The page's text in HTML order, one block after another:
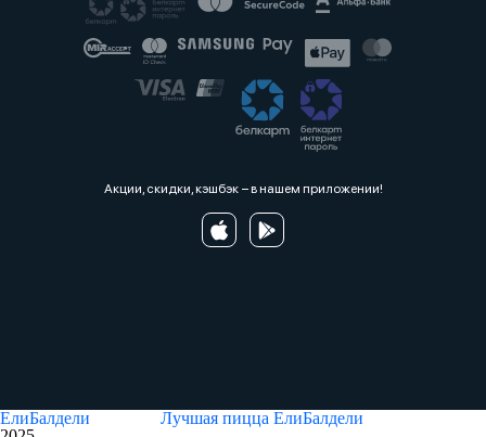
Акции, скидки, кэшбэк − в нашем приложении!
ЕлиБалдели
Лучшая пицца ЕлиБалдели